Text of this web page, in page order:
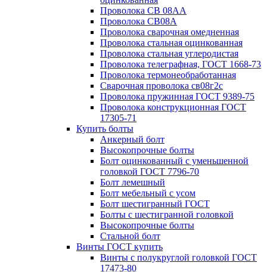
Проволока СВ 08АА
Проволока СВ08А
Проволока сварочная омедненная
Проволока стальная оцинкованная
Проволока стальная углеродистая
Проволока телеграфная, ГОСТ 1668-73
Проволока термонеобработанная
Сварочная проволока св08г2с
Проволока пружинная ГОСТ 9389-75
Проволока конструкционная ГОСТ
17305-71
Купить болты
Анкерный болт
Высокопрочные болты
Болт оцинкованный с уменьшенной
головкой ГОСТ 7796-70
Болт лемешный
Болт мебельный с усом
Болт шестигранный ГОСТ
Болты с шестигранной головкой
Высокопрочные болты
Стальной болт
Винты ГОСТ купить
Винты с полукруглой головкой ГОСТ
17473-80